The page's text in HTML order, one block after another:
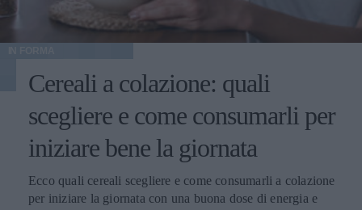
Cereali a colazione: quali
scegliere e come consumarli per
iniziare bene la giornata
Ecco quali cereali scegliere e come consumarli a colazione
per iniziare la giornata con una buona dose di energia e